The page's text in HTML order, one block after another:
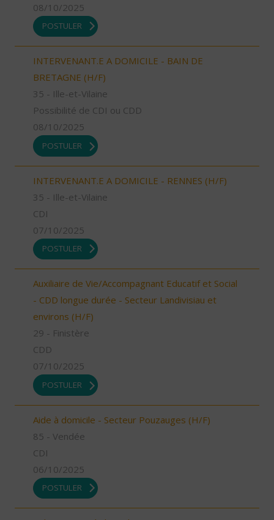
08/10/2025
POSTULER
INTERVENANT.E A DOMICILE - BAIN DE
BRETAGNE (H/F)
35 - Ille-et-Vilaine
Possibilité de CDI ou CDD
08/10/2025
POSTULER
INTERVENANT.E A DOMICILE - RENNES (H/F)
35 - Ille-et-Vilaine
CDI
07/10/2025
POSTULER
Auxiliaire de Vie/Accompagnant Educatif et Social
- CDD longue durée - Secteur Landivisiau et
environs (H/F)
29 - Finistère
CDD
07/10/2025
POSTULER
Aide à domicile - Secteur Pouzauges (H/F)
85 - Vendée
CDI
06/10/2025
POSTULER